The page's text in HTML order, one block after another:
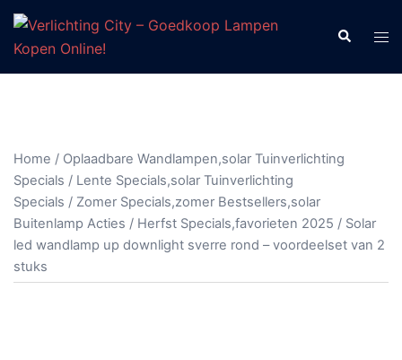
Ga
de
Zoeken
Home / Oplaadbare Wandlampen,solar Tuinverlichting
Specials / Lente Specials,solar Tuinverlichting
Specials / Zomer Specials,zomer Bestsellers,solar
Buitenlamp Acties / Herfst Specials,favorieten 2025 / Solar
led wandlamp up downlight sverre rond – voordeelset van 2
stuks